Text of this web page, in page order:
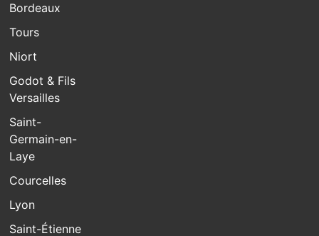
Bordeaux
Tours
Niort
Godot & Fils
Versailles
Saint-
Germain-en-
Laye
Courcelles
Lyon
Saint-Étienne